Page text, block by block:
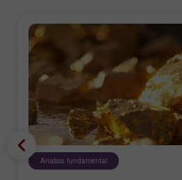
Analisis fundamental